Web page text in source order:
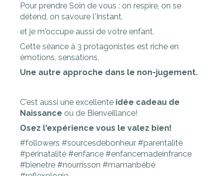
Pour prendre Soin de vous : on respire, on se
détend, on savoure l'Instant,
et je m'occupe aussi de votre enfant.
Cette séance à 3 protagonistes est riche en
émotions, sensations,
Une autre approche dans le non-jugement.
C'est aussi une excellente idée cadeau de
Naissance ou de Bienveillance!
Osez l'expérience vous le valez bien!
#followers #sourcesdebonheur #parentalité
#périnatalité #enfance #enfancemadeinfrance
#bienetre #nourrisson #mamanbébé